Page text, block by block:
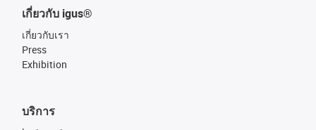
เกี่ยวกับ igus®
เกี่ยวกับเรา
Press
Exhibition
บริการ